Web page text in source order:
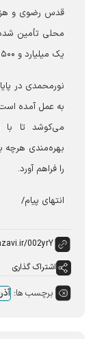
قدس رضوی و
محلی تأمین
یک میلیارد و ۵۰۰ میلیون ریال برآورد می‌شود.
نورمحمدی در
به عمل آمده
می‌کوشد تا با
بهره‌مندی
را فراهم آورد.
انتهای پیام/
اشتراک گذاری
برچسب ها: